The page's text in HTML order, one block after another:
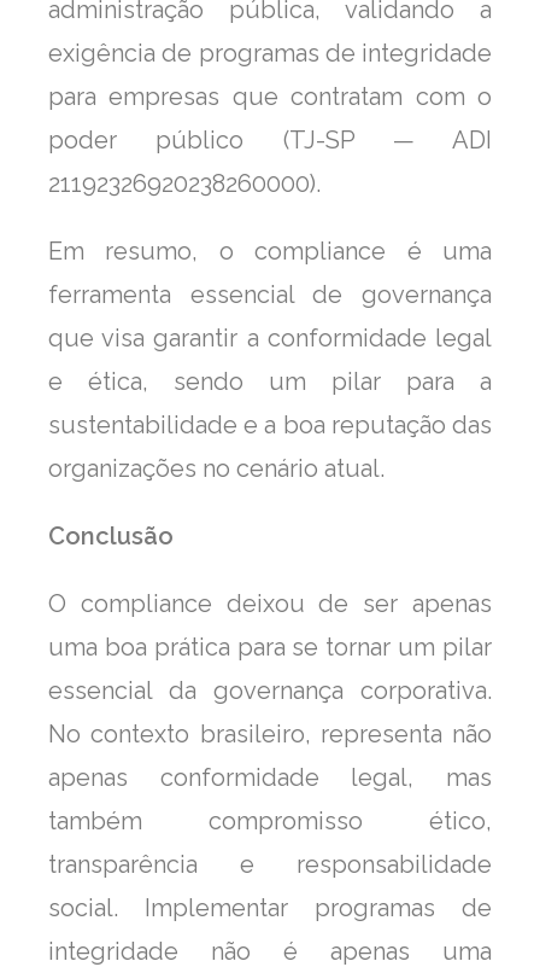
administração pública, validando a
exigência de programas de integridade
para empresas que contratam com o
poder público (TJ-SP — ADI
21192326920238260000).
Em resumo, o compliance é uma
ferramenta essencial de governança
que visa garantir a conformidade legal
e ética, sendo um pilar para a
sustentabilidade e a boa reputação das
organizações no cenário atual.
Conclusão
O compliance deixou de ser apenas
uma boa prática para se tornar um pilar
essencial da governança corporativa.
No contexto brasileiro, representa não
apenas conformidade legal, mas
também compromisso ético,
transparência e responsabilidade
social. Implementar programas de
integridade não é apenas uma